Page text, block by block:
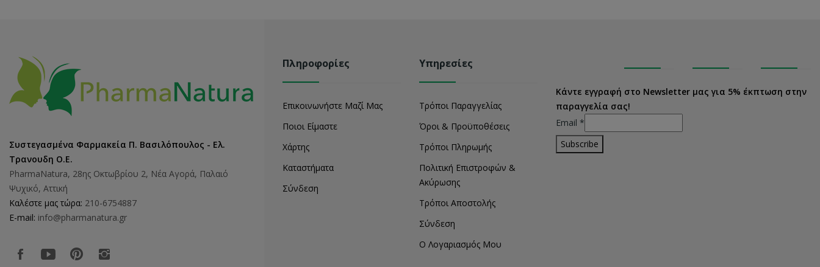
Συστεγασμένα Φαρμακεία Π. Βασιλόπουλος - Ελ.
Τρανουδη Ο.Ε.
PharmaNatura, 28ης Οκτωβρίου 2, Νέα Αγορά, Παλαιό
Ψυχικό, Αττική
Καλέστε μας τώρα: 210-6754887
E-mail: info@pharmanatura.gr
Πληροφορίες
Επικοινωνήστε Μαζί Μας
Ποιοι Είμαστε
Χάρτης
Καταστήματα
Σύνδεση
Υπηρεσίες
Τρόποι Παραγγελίας
Όροι & Προϋποθέσεις
Τρόποι Πληρωμής
Πολιτική Επιστροφών &
Ακύρωσης
Τρόποι Αποστολής
Σύνδεση
Ο Λογαριασμός Μου
Κάντε εγγραφή στο Newsletter μας για 5% έκπτωση στην
παραγγελία σας!
Email *